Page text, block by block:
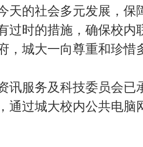
天的社会多元发展，
过时的措施，确保校
，城大一向尊重和珍惜
讯服务及科技委员会
通过城大校内公共电